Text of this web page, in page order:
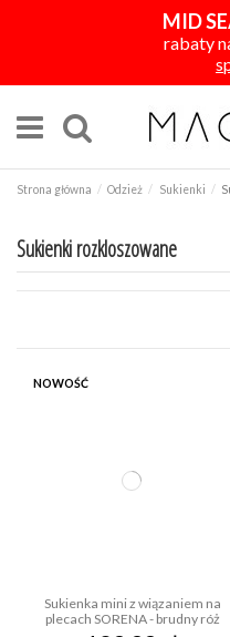
MID
rabaty
Strona główna Odzież Sukienki
Sukienki rozkloszowane
KOLOR
NOWOŚĆ
Sukienka mini z wiązaniem na
plecach SORENA - brudny róż